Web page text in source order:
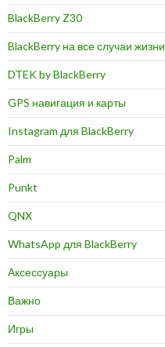
BlackBerry Z30
BlackBerry на все случаи жизни
DTEK by BlackBerry
GPS навигация и карты
Instagram для BlackBerry
Palm
Punkt
QNX
WhatsApp для BlackBerry
Аксессуары
Важно
Игры